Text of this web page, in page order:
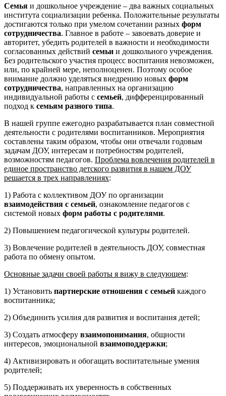
Семья и дошкольное учреждение – два важных социальных
института социализации ребенка. Положительные результаты
достигаются только при умелом сочетании разных форм
сотрудничества. Главное в работе – завоевать доверие и
авторитет, убедить родителей в важности и необходимости
согласованных действий семьи и дошкольного учреждения.
Без родительского участия процесс воспитания невозможен,
или, по крайней мере, неполноценен. Поэтому особое
внимание должно уделяться внедрению новых форм
сотрудничества, направленных на организацию
индивидуальной работы с семьей, дифференцированный
подход к семьям разного типа.
В нашей группе ежегодно разрабатывается план совместной
деятельности с родителями воспитанников. Мероприятия
составлены таким образом, чтобы они отвечали годовым
задачам ДОУ, интересам и потребностям родителей,
возможностям педагогов. Проблема вовлечения родителей в
единое пространство детского развития в нашем ДОУ
решается в трех направлениях:
1) Работа с коллективом ДОУ по организации
взаимодействия с семьей, ознакомление педагогов с
системой новых форм работы с родителями.
2) Повышением педагогической культуры родителей.
3) Вовлечение родителей в деятельность ДОУ, совместная
работа по обмену опытом.
Основные задачи своей работы я вижу в следующем:
1) Установить партнерские отношения с семьей каждого
воспитанника;
2) Объединить усилия для развития и воспитания детей;
3) Создать атмосферу взаимопонимания, общности
интересов, эмоциональной взаимоподдержки;
4) Активизировать и обогащать воспитательные умения
родителей;
5) Поддерживать их уверенность в собственных